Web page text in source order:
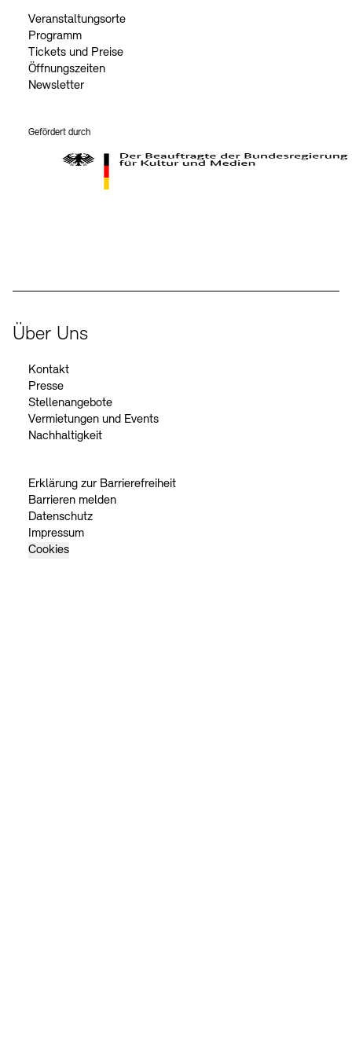
Veranstaltungsorte
Programm
Tickets und Preise
Öffnungszeiten
Newsletter
Gefördert durch
Über Uns
Kontakt
Presse
Stellenangebote
Vermietungen und Events
Nachhaltigkeit
Erklärung zur Barrierefreiheit
Barrieren melden
Datenschutz
Impressum
Cookies